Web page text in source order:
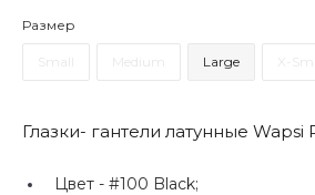
Размер
Large
Глазки- гантели латунные Wapsi
Цвет - #100 Black;